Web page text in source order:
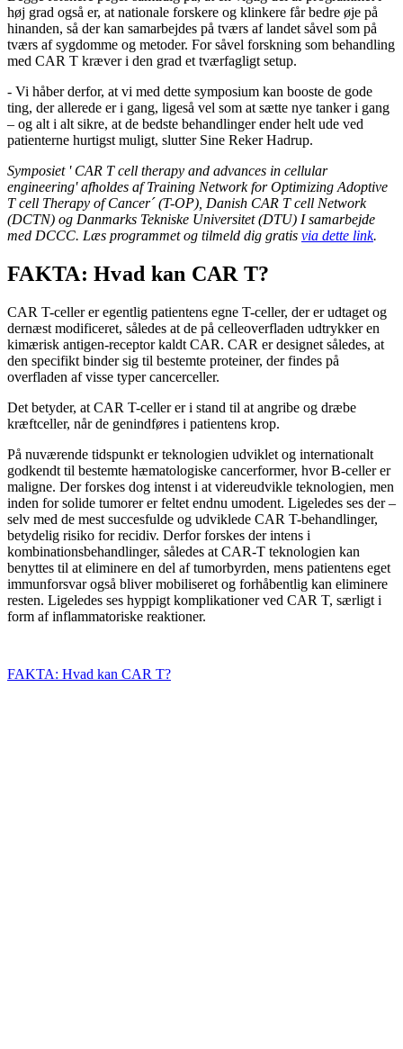
høj grad også er, at nationale forskere og klinkere får bedre øje på
hinanden, så der kan samarbejdes på tværs af landet såvel som på
tværs af sygdomme og metoder. For såvel forskning som behandling
med CAR T kræver i den grad et tværfagligt setup.
- Vi håber derfor, at vi med dette symposium kan booste de gode
ting, der allerede er i gang, ligeså vel som at sætte nye tanker i gang
– og alt i alt sikre, at de bedste behandlinger ender helt ude ved
patienterne hurtigst muligt, slutter Sine Reker Hadrup.
Symposiet 'CAR T cell therapy and advances in cellular
engineering' afholdes afTraining Network for Optimizing Adoptive
T cell Therapy of Cancer´ (T-OP), Danish CAR T cell Network
(DCTN) og Danmarks Tekniske Universitet (DTU) I samarbejde
med DCCC. Læs programmet og tilmeld dig gratis via dette link.
FAKTA: Hvad kan CAR T?
CAR T-celler er egentlig patientens egne T-celler, der er udtaget og
dernæst modificeret, således at de på celleoverfladen udtrykker en
kimærisk antigen-receptor kaldt CAR. CAR er designet således, at
den specifikt binder sig til bestemte proteiner, der findes på
overfladen af visse typer cancerceller.
Det betyder, at CAR T-celler er i stand til at angribe og dræbe
kræftceller, når de genindføres i patientens krop.
På nuværende tidspunkt er teknologien udviklet og internationalt
godkendt til bestemte hæmatologiske cancerformer, hvor B-celler er
maligne. Der forskes dog intenst i at videreudvikle teknologien, men
inden for solide tumorer er feltet endnu umodent. Ligeledes ses der –
selv med de mest succesfulde og udviklede CAR T-behandlinger,
betydelig risiko for recidiv. Derfor forskes der intens i
kombinationsbehandlinger, således at CAR-T teknologien kan
benyttes til at eliminere en del af tumorbyrden, mens patientens eget
immunforsvar også bliver mobiliseret og forhåbentlig kan eliminere
resten. Ligeledes ses hyppigt komplikationer ved CAR T, særligt i
form af inflammatoriske reaktioner.
FAKTA: Hvad kan CAR T?